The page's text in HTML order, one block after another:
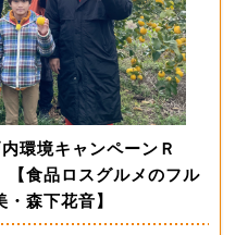
環境キャンペーンＲ
【食品ロスグルメのフル
森下花音】